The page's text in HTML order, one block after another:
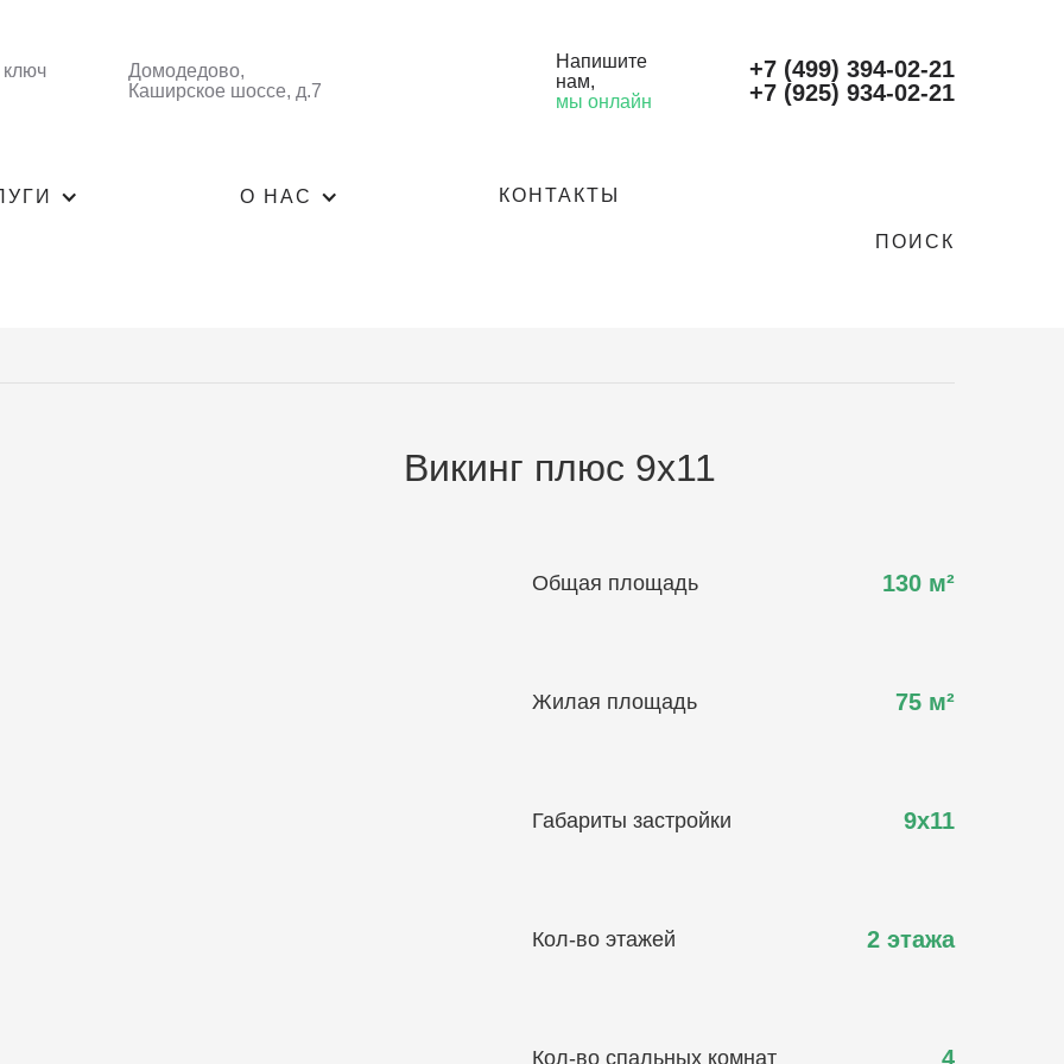
Домодедово,
Каширское шоссе, д.7
Напишите
нам,
мы онлайн
+7 (499) 394-02-21
+7 (925) 934-02-21
О НАС КОНТАКТЫ
ПОИСК
Викинг плюс 9х11
Общая площадь 130 м²
Жилая площадь 75 м²
Габариты застройки 9х11
Кол-во этажей 2 этажа
Кол-во спальных комнат 4